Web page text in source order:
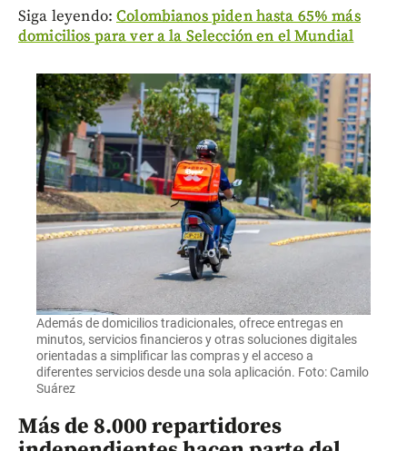
Siga leyendo:Colombianos piden hasta 65% más
domicilios para ver a la Selección en el Mundial
Además de domicilios tradicionales, ofrece entregas en
minutos, servicios financieros y otras soluciones digitales
orientadas a simplificar las compras y el acceso a
diferentes servicios desde una sola aplicación. Foto: Camilo
Suárez
Más de 8.000 repartidores